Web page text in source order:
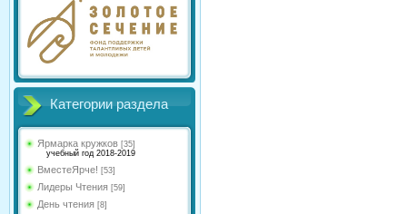
Категории раздела
Ярмарка кружков [35]
учебный год 2018-2019
ВместеЯрче! [53]
Лидеры Чтения [59]
День чтения [8]